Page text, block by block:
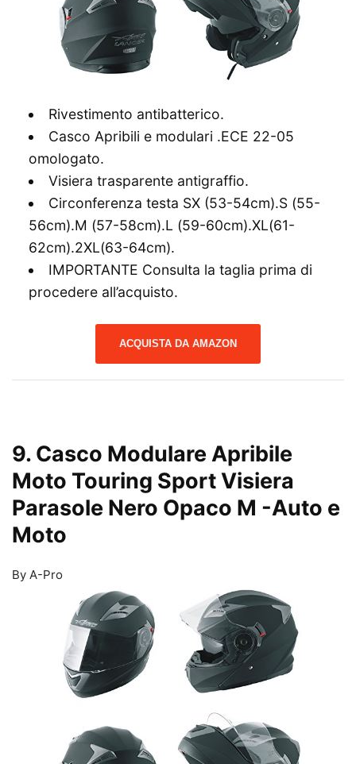
Rivestimento antibatterico.
Casco Apribili e modulari .ECE 22-05
omologato.
Visiera trasparente antigraffio.
Circonferenza testa SX (53-54cm).S (55-
56cm).M (57-58cm).L (59-60cm).XL(61-
62cm).2XL(63-64cm).
IMPORTANTE Consulta la taglia prima di
procedere all’acquisto.
ACQUISTA DA AMAZON
9. Casco Modulare Apribile
Moto Touring Sport Visiera
Parasole Nero Opaco M -Auto e
Moto
By A-Pro